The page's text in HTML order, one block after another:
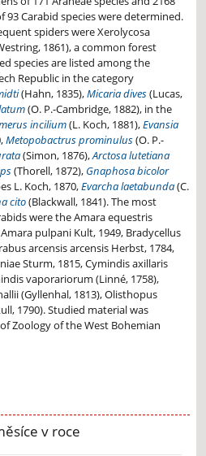
93 Carabid species were determined.
spiders were Xerolycosa
1861), a common forest
species are listed among the
Republic in the category
(Hahn, 1835),Micaria dives(Lucas,
(O. P.-Cambridge, 1882), in the
incilium(L. Koch, 1881),Evansia
Metopobactrus prominulus(O. P.-
(Simon, 1876),Arctosa lutetiana
(Thorell, 1872), Gnaphosa bicolor
L. Koch, 1870,Evarcha laetabunda(C.
cito(Blackwall, 1841). The most
were the Amara equestris
pulpani Kult, 1949, Bradycellus
arcensis arcensis Herbst, 1784,
Sturm, 1815, Cymindis axillaris
vaporariorum (Linné, 1758),
(Gyllenhal, 1813), Olisthopus
1790). Studied material was
Zoology of the West Bohemian
v roce